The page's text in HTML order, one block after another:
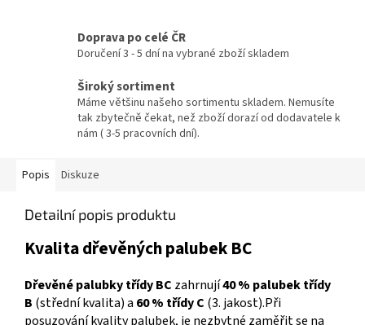
Doprava po celé ČR
Doručení 3 - 5 dní na vybrané zboží skladem
Široký sortiment
Máme většinu našeho sortimentu skladem. Nemusíte
tak zbytečně čekat, než zboží dorazí od dodavatele k
nám ( 3-5 pracovních dní).
Popis Diskuze
Detailní popis produktu
Kvalita dřevěných palubek BC
Dřevěné palubky třídy BC zahrnují40 % palubek třídy
B (střední kvalita) a 60 % třídy C (3. jakost).Při
posuzování kvality palubek, je nezbytné zaměřit se na